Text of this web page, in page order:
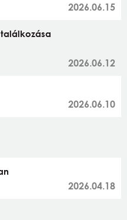
2026.06.15
2026.06.12
2026.06.10
2026.04.18